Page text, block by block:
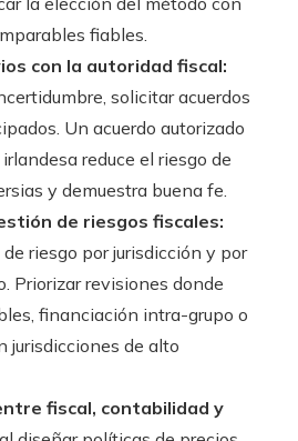
fiables.
con la autoridad fiscal:
solicitar acuerdos
Un acuerdo autorizado
reduce el riesgo de
y demuestra buena fe.
de riesgos fiscales:
riesgo por jurisdicción y por
Priorizar revisiones donde
financiación intra-grupo o
jurisdicciones de alto
fiscal, contabilidad y